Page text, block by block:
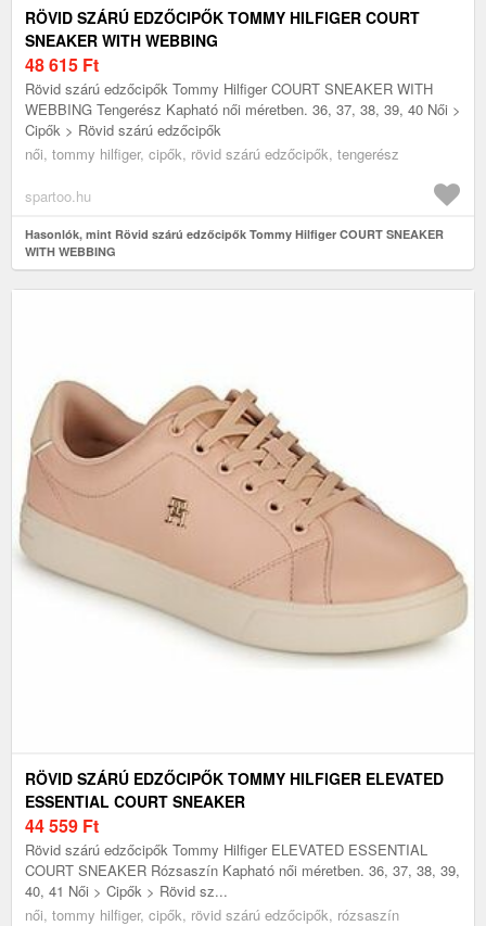
RÖVID SZÁRÚ EDZŐCIPŐK TOMMY HILFIGER COURT
SNEAKER WITH WEBBING
48 615 Ft
Rövid szárú edzőcipők Tommy Hilfiger COURT SNEAKER WITH
WEBBING Tengerész Kapható női méretben. 36, 37, 38, 39, 40 Női >
Cipők > Rövid szárú edzőcipők
női, tommy hilfiger, cipők, rövid szárú edzőcipők, tengerész
spartoo.hu
Hasonlók, mint Rövid szárú edzőcipők Tommy Hilfiger COURT SNEAKER
WITH WEBBING
RÖVID SZÁRÚ EDZŐCIPŐK TOMMY HILFIGER ELEVATED
ESSENTIAL COURT SNEAKER
44 559 Ft
Rövid szárú edzőcipők Tommy Hilfiger ELEVATED ESSENTIAL
COURT SNEAKER Rózsaszín Kapható női méretben. 36, 37, 38, 39,
40, 41 Női > Cipők > Rövid sz...
női, tommy hilfiger, cipők, rövid szárú edzőcipők, rózsaszín